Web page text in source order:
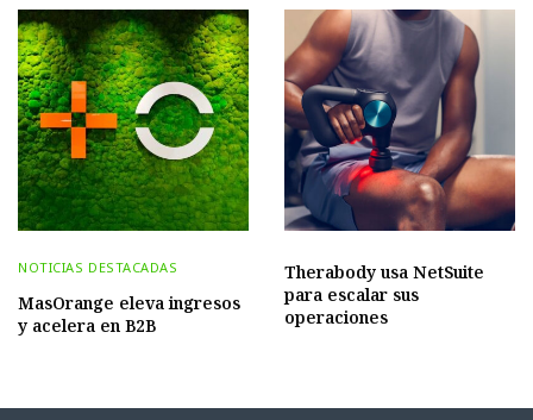
NOTICIAS DESTACADAS
MasOrange eleva ingresos
y acelera en B2B
Therabody usa NetSuite
para escalar sus
operaciones